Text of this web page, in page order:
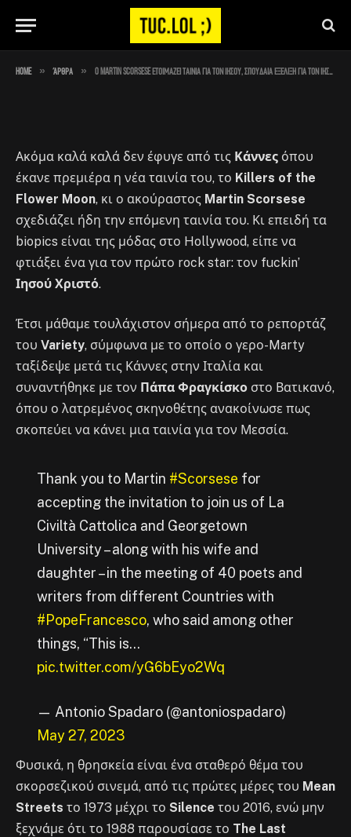
Home » Άρθρα » O Martin Scorsese ετοιμάζει ταινία για τον Ιησού, σπουδαία εξέλιξη για τον Ιησού
τον Ιησού
Ακόμα καλά καλά δεν έφυγε από τις Κάννες όπου
έκανε πρεμιέρα η νέα ταινία του, το Killers of the
Flower Moon, κι ο ακούραστος Martin Scorsese
σχεδιάζει ήδη την επόμενη ταινία του. Κι επειδή τα
biopics είναι της μόδας στο Hollywood, είπε να
φτιάξει ένα για τον πρώτο rock star: τον fuckin’
Ιησού Χριστό.
Έτσι μάθαμε τουλάχιστον σήμερα από το ρεπορτάζ
του Variety, σύμφωνα με το οποίο ο γερο-Marty
ταξίδεψε μετά τις Κάννες στην Ιταλία και
συναντήθηκε με τον Πάπα Φραγκίσκο στο Βατικανό,
όπου ο λατρεμένος σκηνοθέτης ανακοίνωσε πως
σκοπεύει να κάνει μια ταινία για τον Μεσσία.
Thank you to Martin #Scorsese for
accepting the invitation to join us of La
Civiltà Cattolica and Georgetown
University – along with his wife and
daughter – in the meeting of 40 poets and
writers from different Countries with
#PopeFrancesco, who said among other
things, “This is…
pic.twitter.com/yG6bEyo2Wq
— Antonio Spadaro (@antoniospadaro)
May 27, 2023
Φυσικά, η θρησκεία είναι ένα σταθερό θέμα του
σκορσεζικού σινεμά, από τις πρώτες μέρες του Mean
Streets το 1973 μέχρι το Silence του 2016, ενώ μην
ξεχνάμε ότι το 1988 παρουσίασε το The Last